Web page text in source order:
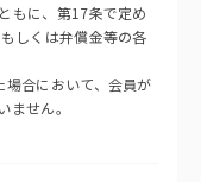
もに、第17条で定め
しくは弁償金等の各
合において、会員が
せん。